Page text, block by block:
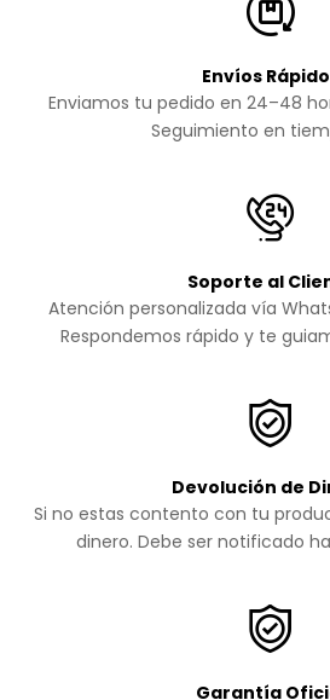
Envíos
Enviamos tu pedido en 24–48
Seguimiento en
Soporte al
Atención personalizada vía
Respondemos rápido y te
Devolución de
Si no estas contento con tu
dinero. Debe ser notificado
Garantía